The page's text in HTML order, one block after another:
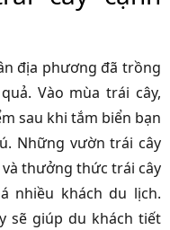
địa phương đã trồng
Vào mùa trái cây,
sau khi tắm biển bạn
Những vườn trái cây
thưởng thức trái cây
nhiều khách du lịch.
sẽ giúp du khách tiết